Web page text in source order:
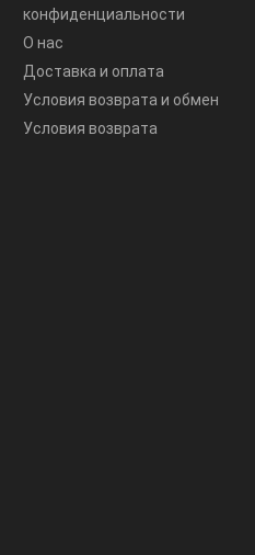
конфиденциальности
О нас
Доставка и оплата
Условия возврата и обмен
Условия возврата